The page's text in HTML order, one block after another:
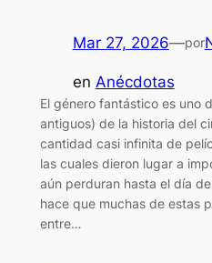
Mar 27, 2026—por
en Anécdotas
El género fantástico es uno
antiguos) de la historia del
cantidad casi infinita de
las cuales dieron lugar a
aún perduran hasta el día
hace que muchas de estas
entre…